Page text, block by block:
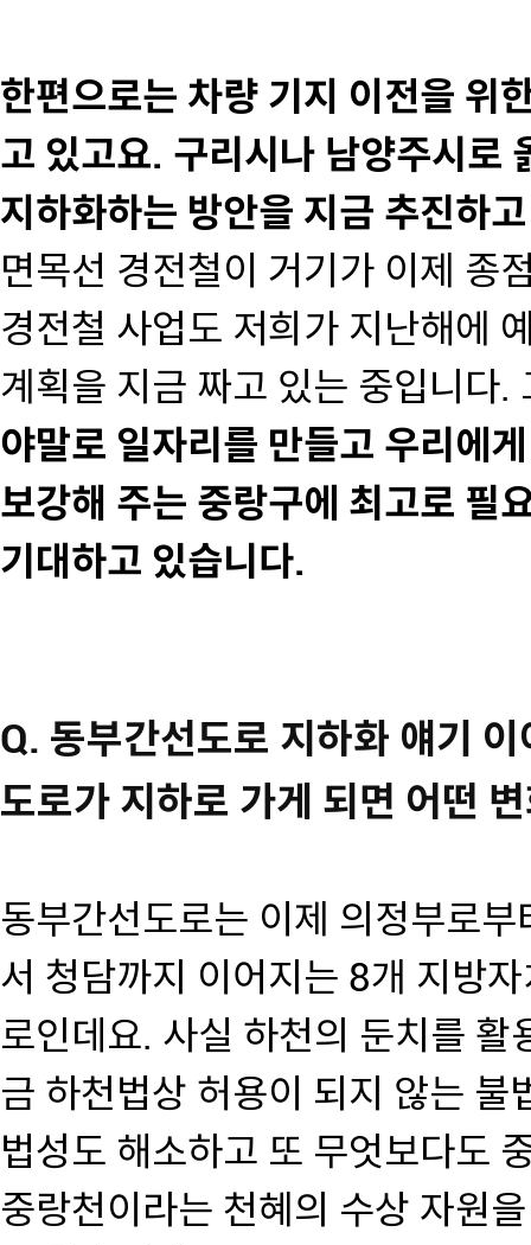
한편으로는 차량 기지 이전을 위
고 있고요. 구리시나 남양주시로
지하화하는 방안을 지금 추진하
면목선 경전철이 거기가 이제 종
경전철 사업도 저희가 지난해에
계획을 지금 짜고 있는 중입니다.
야말로 일자리를 만들고 우리에
보강해 주는 중랑구에 최고로 필
기대하고 있습니다.
Q. 동부간선도로 지하화 얘기
도로가 지하로 가게 되면 어떤
동부간선도로는 이제 의정부로
서 청담까지 이어지는 8개 지방
로인데요. 사실 하천의 둔치를 활
금 하천법상 허용이 되지 않는 불
법성도 해소하고 또 무엇보다도
중랑천이라는 천혜의 수상 자원